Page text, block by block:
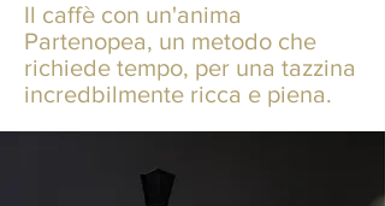
Il caffè con un'anima
Partenopea, un metodo che
richiede tempo, per una tazzina
incredbilmente ricca e piena.